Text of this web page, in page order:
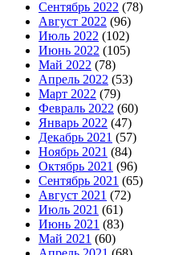
Сентябрь 2022 (78)
Август 2022 (96)
Июль 2022 (102)
Июнь 2022 (105)
Май 2022 (78)
Апрель 2022 (53)
Март 2022 (79)
Февраль 2022 (60)
Январь 2022 (47)
Декабрь 2021 (57)
Ноябрь 2021 (84)
Октябрь 2021 (96)
Сентябрь 2021 (65)
Август 2021 (72)
Июль 2021 (61)
Июнь 2021 (83)
Май 2021 (60)